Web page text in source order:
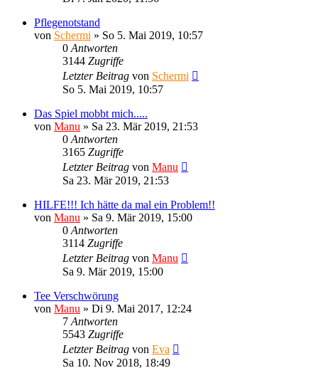
Pflegenotstand
von Schermi » So 5. Mai 2019, 10:57
0 Antworten
3144 Zugriffe
Letzter Beitrag von Schermi
So 5. Mai 2019, 10:57
Das Spiel mobbt mich.....
von Manu » Sa 23. Mär 2019, 21:53
0 Antworten
3165 Zugriffe
Letzter Beitrag von Manu
Sa 23. Mär 2019, 21:53
HILFE!!! Ich hätte da mal ein Problem!!
von Manu » Sa 9. Mär 2019, 15:00
0 Antworten
3114 Zugriffe
Letzter Beitrag von Manu
Sa 9. Mär 2019, 15:00
Tee Verschwörung
von Manu » Di 9. Mai 2017, 12:24
7 Antworten
5543 Zugriffe
Letzter Beitrag von Eva
Sa 10. Nov 2018, 18:49